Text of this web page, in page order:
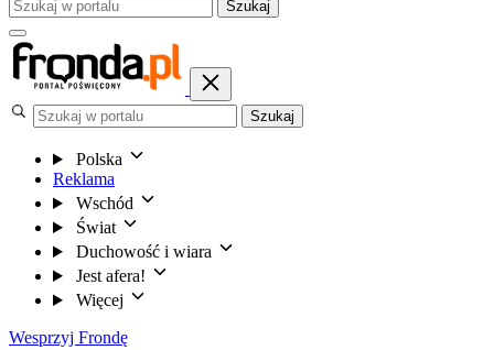
Szukaj
Szukaj
Polska
Reklama
Wschód
Świat
Duchowość i wiara
Jest afera!
Więcej
Wesprzyj Frondę